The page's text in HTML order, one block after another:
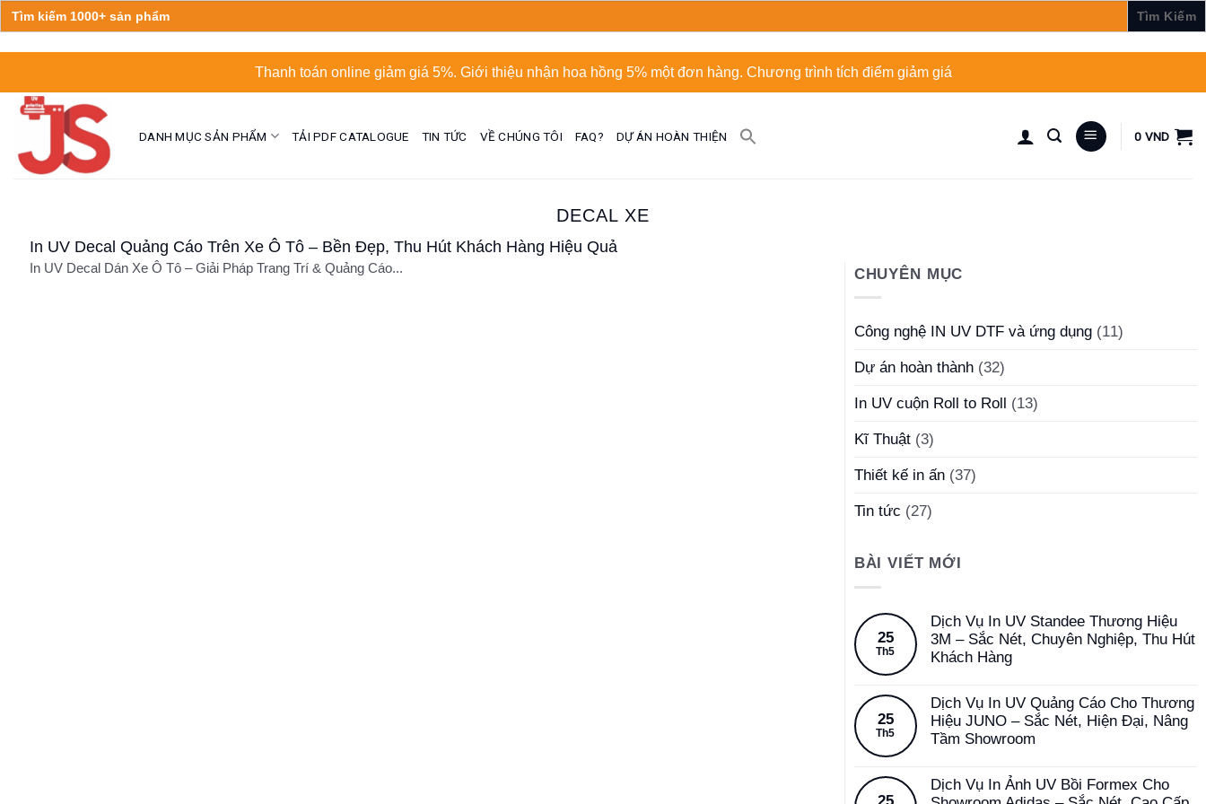
Search
for:
to
content
Thanh toán online giảm giá 5%. Giới thiệu nhận hoa hồng 5% một đơn hàng. Chương trình tích điểm giảm giá
DANH MỤC SẢN PHẨM TẢI PDF CATALOGUE TIN TỨC VỀ CHÚNG TÔI FAQ? DỰ ÁN HOÀN THIỆN 0 VND
DECAL XE
In UV Decal Quảng Cáo Trên Xe Ô Tô – Bền Đẹp, Thu Hút Khách Hàng Hiệu Quả
In UV Decal Dán Xe Ô Tô – Giải Pháp Trang Trí & Quảng Cáo... CHUYÊN MỤC
Công nghệ IN UV DTF và ứng dụng(11)
Dự án hoàn thành(32)
In UV cuộn Roll to Roll (13)
Kĩ Thuật(3)
Thiết kế in ấn(37)
Tin tức (27)
BÀI VIẾT MỚI
25
Th5
Dịch Vụ In UV Standee Thương Hiệu
3M – Sắc Nét, Chuyên Nghiệp, Thu Hút
Khách Hàng
25
Th5
Dịch Vụ In UV Quảng Cáo Cho Thương
Hiệu JUNO – Sắc Nét, Hiện Đại, Nâng
Tầm Showroom
25
Dịch Vụ In Ảnh UV Bồi Formex Cho